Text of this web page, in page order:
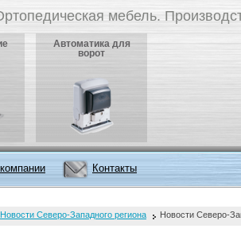
мебель.
Автоматика для
ворот
Контакты
Новости Северо-Западного региона Новости Северо-